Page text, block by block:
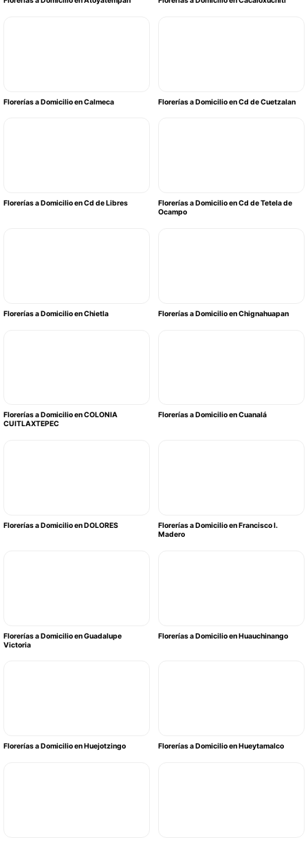
Florerías a Domicilio en Calmeca Florerías a Domicilio en Cd de Cuetzalan
Florerías a Domicilio en Cd de Libres
Florerías a Domicilio en Cd de Tetela de
Ocampo
Florerías a Domicilio en Chietla Florerías a Domicilio en Chignahuapan
Florerías a Domicilio en COLONIA
CUITLAXTEPEC
Florerías a Domicilio en Cuanalá
Florerías a Domicilio en DOLORES
Florerías a Domicilio en Francisco I.
Madero
Florerías a Domicilio en Guadalupe
Victoria
Florerías a Domicilio en Huauchinango
Florerías a Domicilio en Huejotzingo Florerías a Domicilio en Hueytamalco